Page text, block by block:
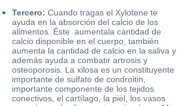
Tercero: Cuando tragas el Xylotene te
ayuda en la absorción del calcio de los
alimentos. Éste aumentala cantidad de
calcio disponible en el cuerpo, también
aumenta la cantidad de calcio en la saliva y
además ayuda a combatir artrosis y
osteoporosis . La xilosa es un constituyente
importante de sulfato de condroitin,
importante componente de los tejidos
conectivos, el cartílago, la piel, los vasos